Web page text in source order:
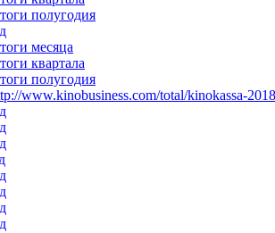
полугодия
месяца
квартала
полугодия
www.kinobusiness.com/total/kinokassa-